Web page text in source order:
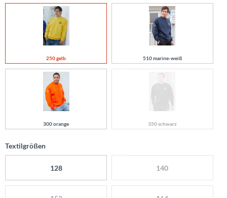
250 gelb 510 marine-weiß
300 orange 350 schwarz
Textilgrößen
128 140